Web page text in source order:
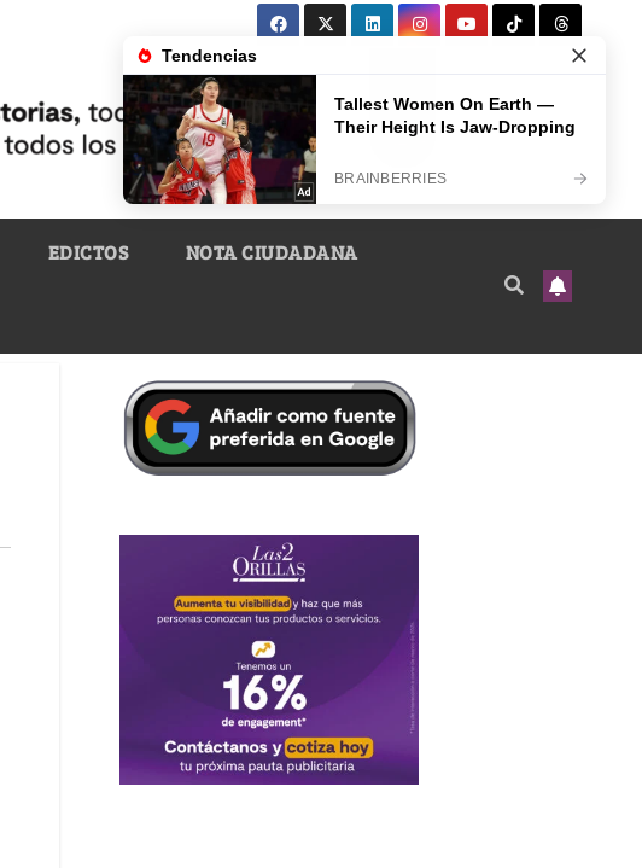
EDICTOS NOTA CIUDADANA